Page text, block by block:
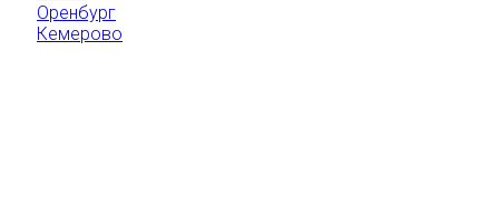
Оренбург
Кемерово